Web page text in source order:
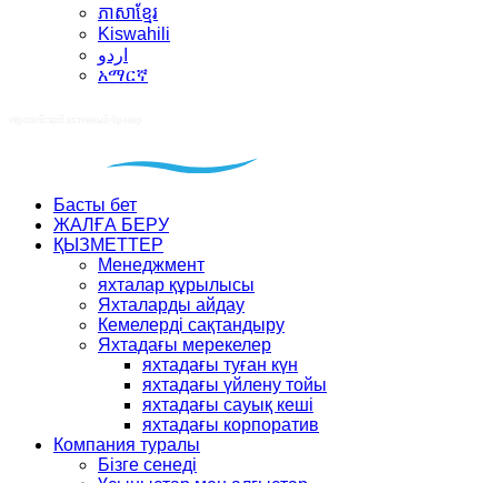
ភាសាខ្មែរ
Kiswahili
اردو
አማርኛ
Басты бет
ЖАЛҒА БЕРУ
ҚЫЗМЕТТЕР
Менеджмент
яхталар құрылысы
Яхталарды айдау
Кемелерді сақтандыру
Яхтадағы мерекелер
яхтадағы туған күн
яхтадағы үйлену тойы
яхтадағы сауық кеші
яхтадағы корпоратив
Компания туралы
Бізге сенеді